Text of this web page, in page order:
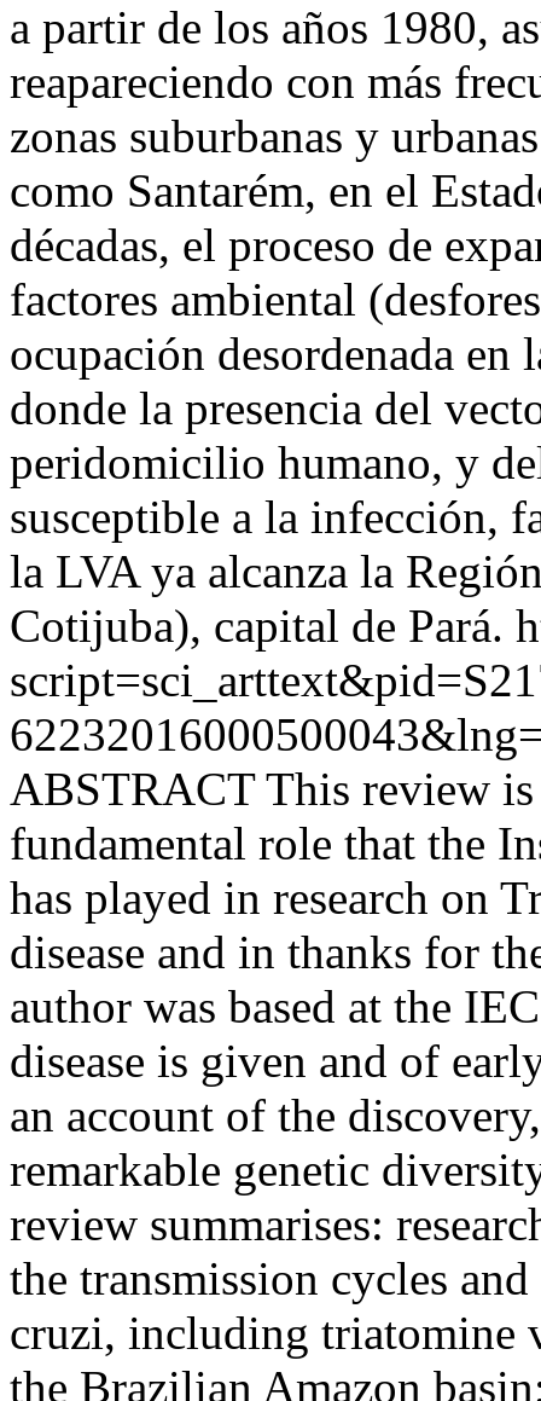
a partir de los años 1980,
reapareciendo con más
zonas suburbanas y
como Santarém, en el
décadas, el proceso de
factores ambiental
ocupación desordenada en
donde la presencia del
peridomicilio humano, y
susceptible a la infección,
la LVA ya alcanza la
Cotijuba), capital de Pará.
ABSTRACT This review
fundamental role that the
has played in research on
disease and in thanks for
author was based at the
disease is given and of
an account of the
remarkable genetic
review summarises:
the transmission cycles
cruzi, including triatomine
the Brazilian Amazon